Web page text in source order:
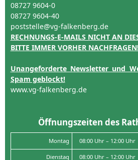
08727 9604-0
08727 9604-40
poststelle@vg-falkenberg.de
RECHNUNGS-E-MAILS NICHT AN
BITTE IMMER VORHER
Unangeforderte Newsletter und
Spam geblockt!
www.vg-falkenberg.de
Öffnungszeiten des
Montag 08:00 Uhr – 12:00 Uhr
Dienstag 08:00 Uhr – 12:00 Uhr